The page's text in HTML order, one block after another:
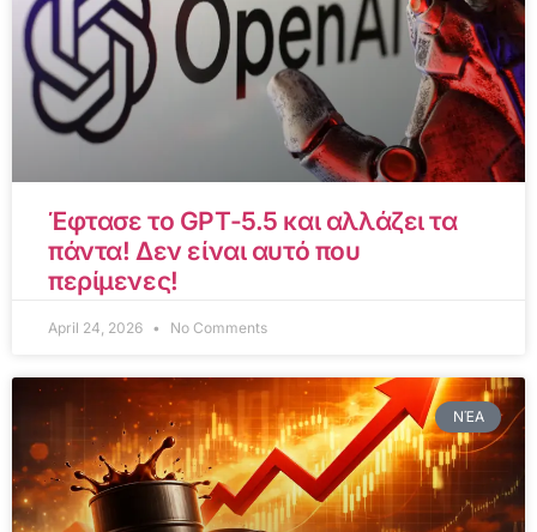
Έφτασε το GPT-5.5 και αλλάζει τα
πάντα! Δεν είναι αυτό που
περίμενες!
April 24, 2026 No Comments
ΝΈΑ